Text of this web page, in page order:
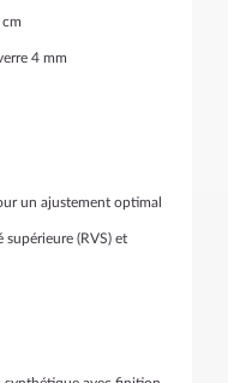
4 mm
un ajustement optimal
supérieure (RVS) et